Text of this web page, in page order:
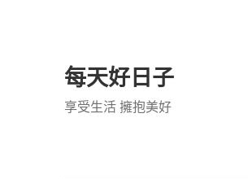
每天好日子
享受生活 擁抱美好